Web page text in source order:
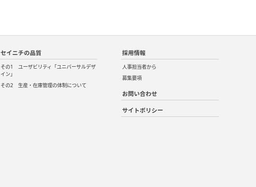
セイニチの品質
その1 ユーザビリティ「ユニバーサルデザ
イン」
その2 生産・在庫管理の体制について
採用情報
人事担当者から
募集要項
お問い合わせ
サイトポリシー